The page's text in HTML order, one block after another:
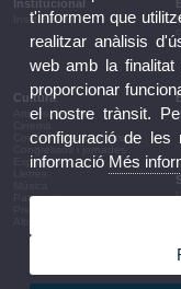
Institucional
Institucional
Cultura
Arts escèniques
Conferències i debats
Congressos i jornades
Exposicions
Patrimoni
t'informem que
realitzar anàlisis
web amb la finalitat
proporcionar
el nostre trànsit.
configuració de les
informació Més